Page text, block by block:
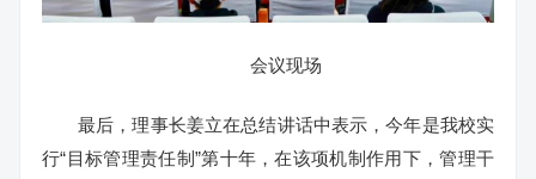
会议现场
最后，理事长姜立在总结讲话中表示，今年是我校实
行“目标管理责任制”第十年，在该项机制作用下，管理干